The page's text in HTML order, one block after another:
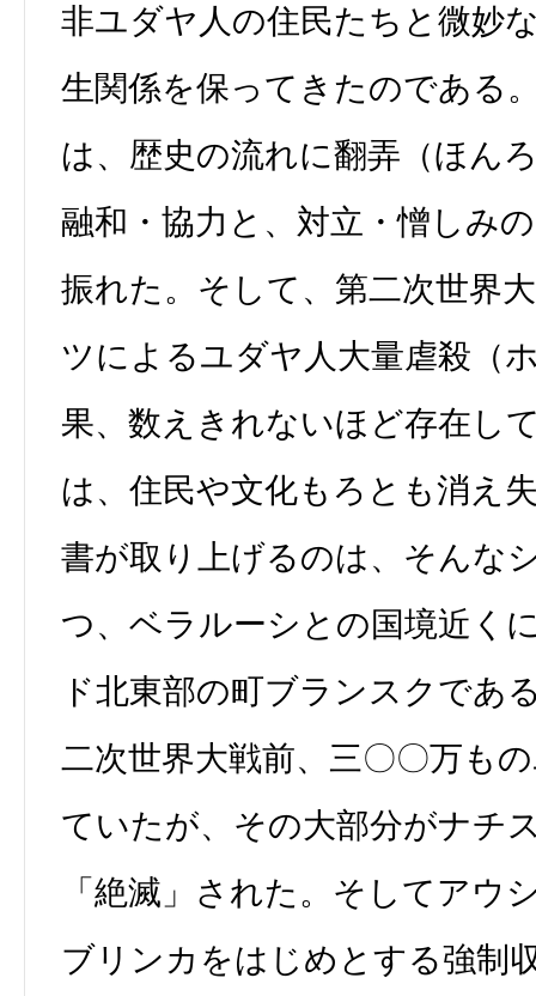
非ユダヤ人の住民たちと微妙
生関係を保ってきたのである
は、歴史の流れに翻弄（ほん
融和・協力と、対立・憎しみ
振れた。そして、第二次世界
ツによるユダヤ人大量虐殺（
果、数えきれないほど存在し
は、住民や文化もろとも消え
書が取り上げるのは、そんな
つ、ベラルーシとの国境近く
ド北東部の町ブランスクであ
二次世界大戦前、三〇〇万も
ていたが、その大部分がナチ
「絶滅」された。そしてアウ
ブリンカをはじめとする強制